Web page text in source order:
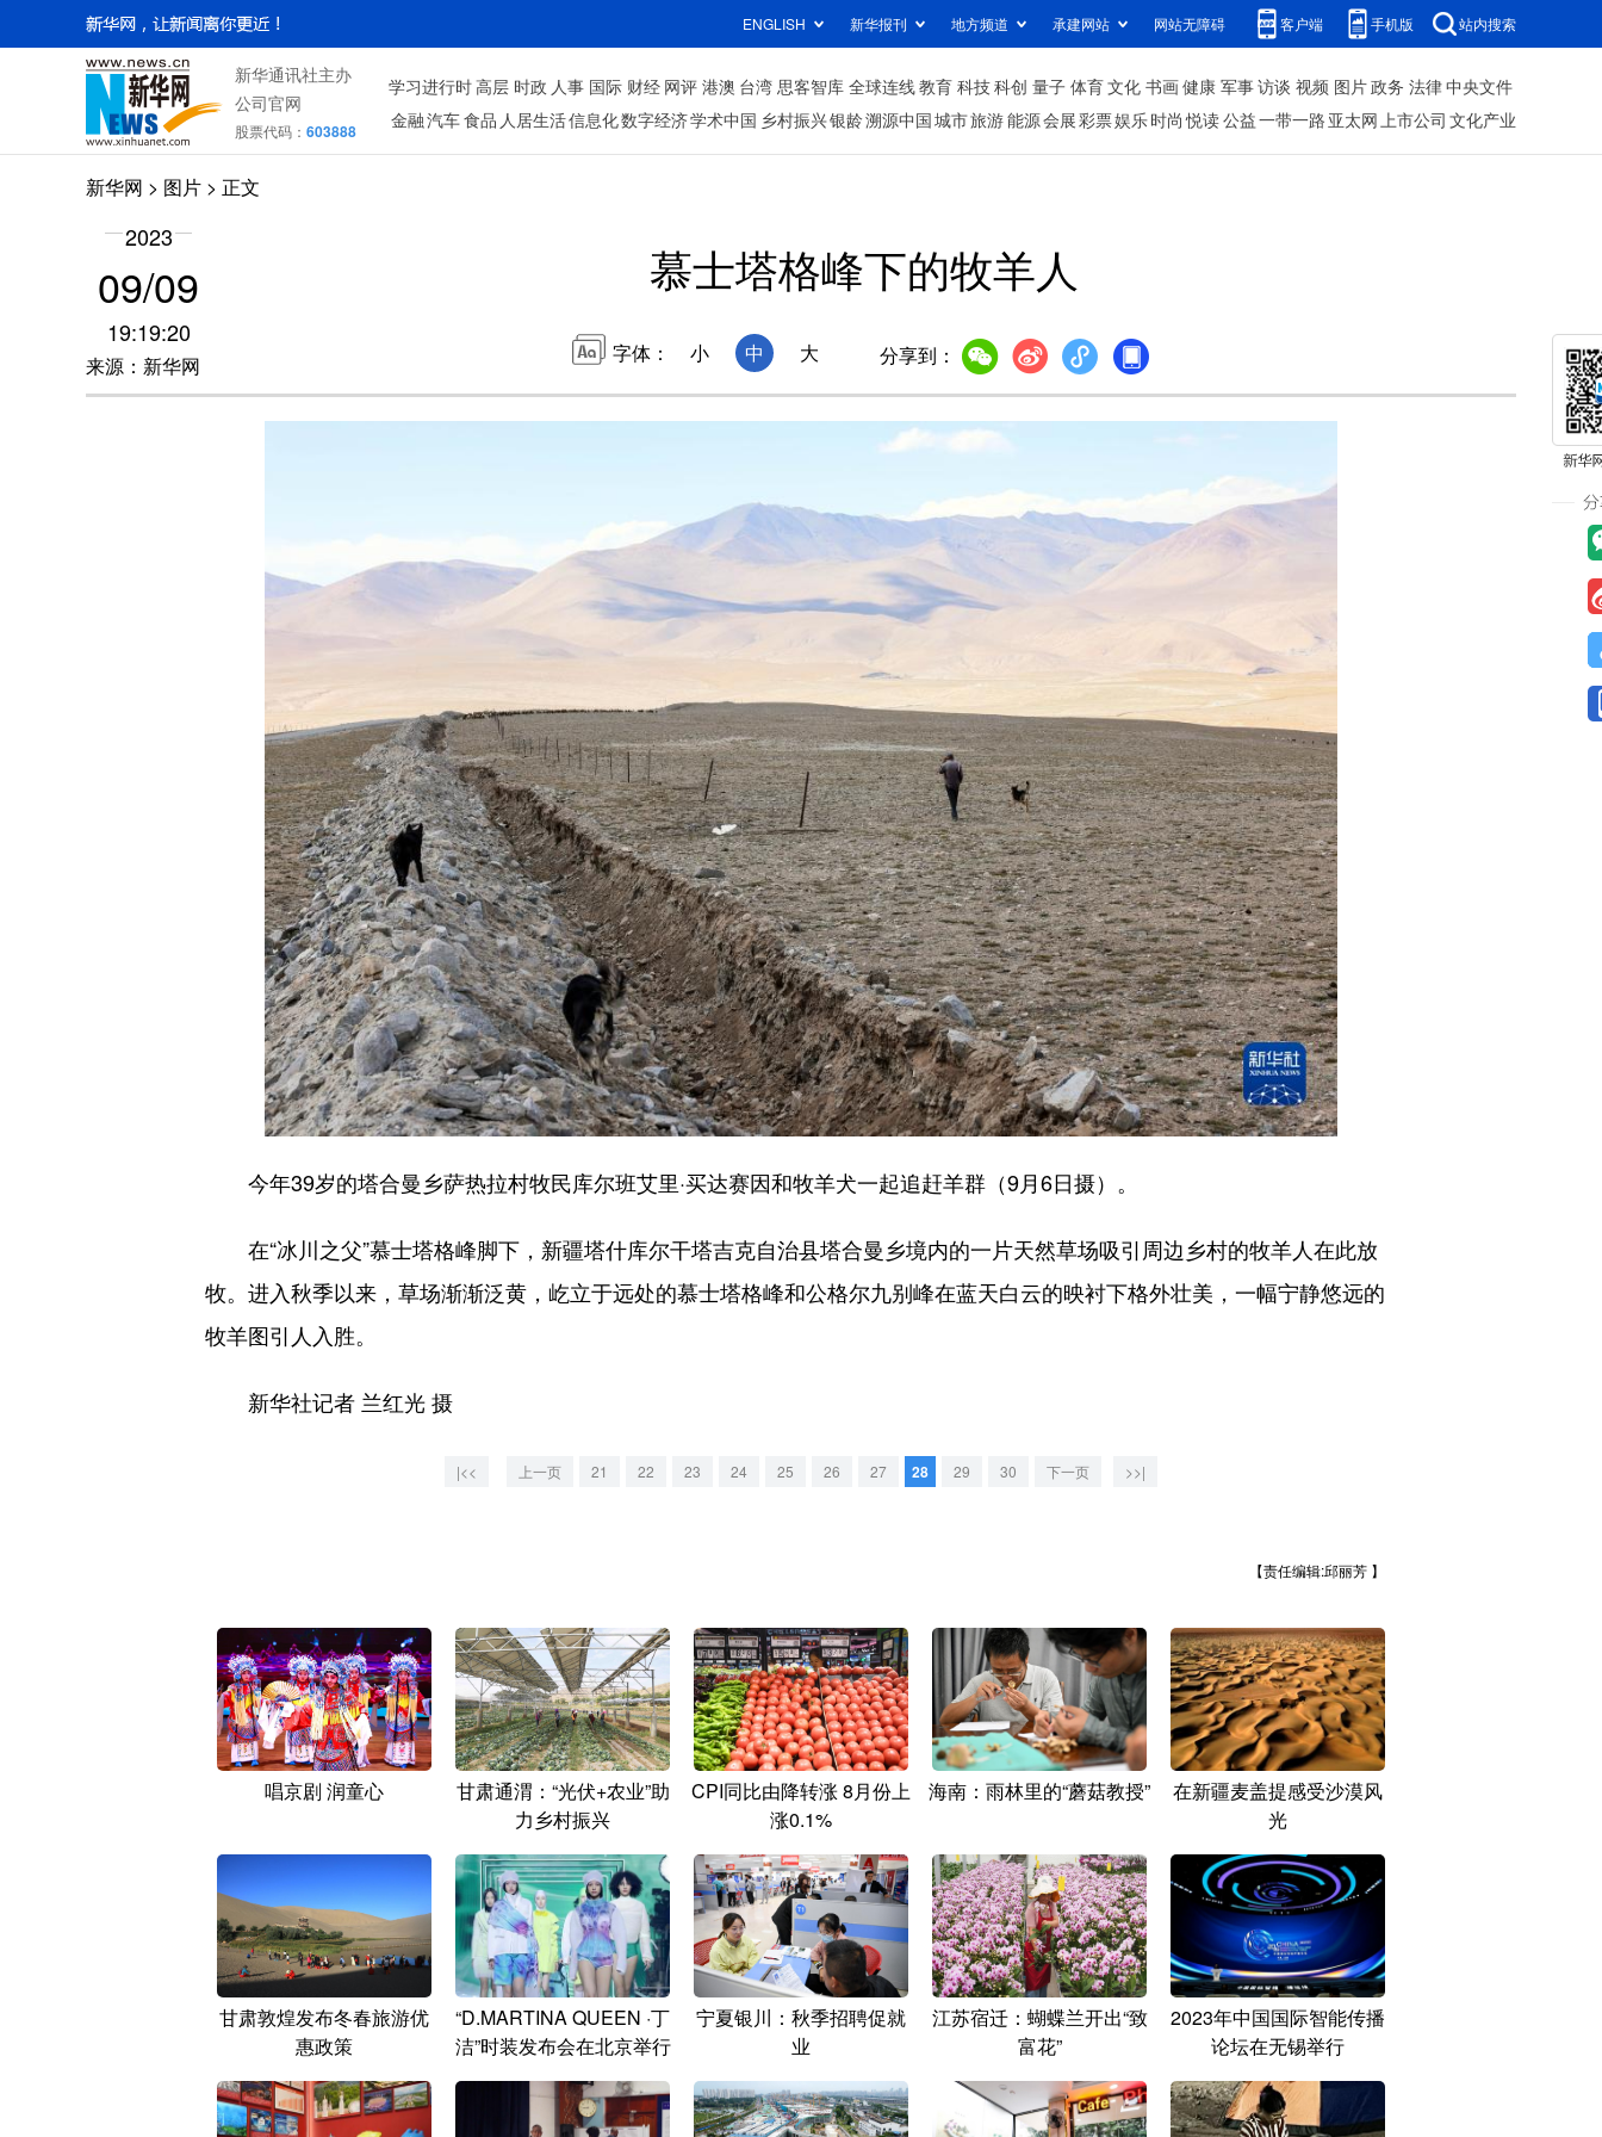
ENGLISH 新华报刊 地方频道 承建网站 网站无障碍 客户端 手机版 站内搜索
新华通讯社主办
公司官网
股票代码： 603888
学习进行时高层 时政 人事 国际 财经 网评 港澳 台湾 思客智库 全球连线教育 科技科创 量子 体育文化 书画健康 军事访谈 视频 图片政务 法律中央文件
金融汽车食品 人居生活信息化数字经济学术中国 乡村振兴银龄溯源中国城市旅游能源会展彩票娱乐时尚 悦读公益一带一路 亚太网上市公司 文化产业
新华网 > 图片 > 正文
2023
09/09
19:19:20
来源：新华网
慕士塔格峰下的牧羊人
字体： 小 中 大 分享到：
今年39岁的塔合曼乡萨热拉村牧民库尔班艾里·买达赛因和牧羊犬一起追赶羊群（9月6日摄）。
在“冰川之父”慕士塔格峰脚下，新疆塔什库尔干塔吉克自治县塔合曼乡境内的一片天然草场吸引周边乡村的牧羊人在此放
牧。进入秋季以来，草场渐渐泛黄，屹立于远处的慕士塔格峰和公格尔九别峰在蓝天白云的映衬下格外壮美，一幅宁静悠远的
牧羊图引人入胜。
新华社记者 兰红光 摄
|<< 上一页 21 22 23 24 25 26 27 28 29 30 下一页 >>|
【责任编辑:邱丽芳 】
唱京剧 润童心
甘肃通渭：“光伏+农业”助
力乡村振兴
CPI同比由降转涨 8月份上
涨0.1%
海南：雨林里的“蘑菇教授”
在新疆麦盖提感受沙漠风
光
甘肃敦煌发布冬春旅游优
惠政策
“D.MARTINA QUEEN ·丁
洁”时装发布会在北京举行
宁夏银川：秋季招聘促就
业
江苏宿迁：蝴蝶兰开出“致
富花”
2023年中国国际智能传播
论坛在无锡举行